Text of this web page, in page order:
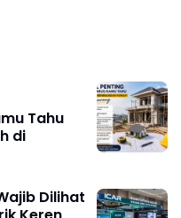
Tahu
di
Dilihat